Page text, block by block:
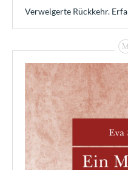
Verweigerte Rückkehr.